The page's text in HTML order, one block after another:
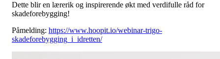
Dette blir en lærerik og inspirerende økt med verdifulle råd for
skadeforebygging!
Påmelding: https://www.hoopit.io/webinar-trigo-
skadeforebygging_i_idretten/